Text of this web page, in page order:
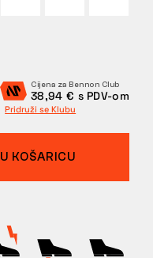
Cijena za Bennon Club
38,94 € s PDV-om
Pridruži se Klubu
U KOŠARICU